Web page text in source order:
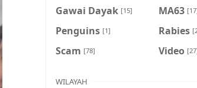
Gawai Dayak [15] MA63
Penguins [1] Rabies
Scam [78] Video
WILAYAH